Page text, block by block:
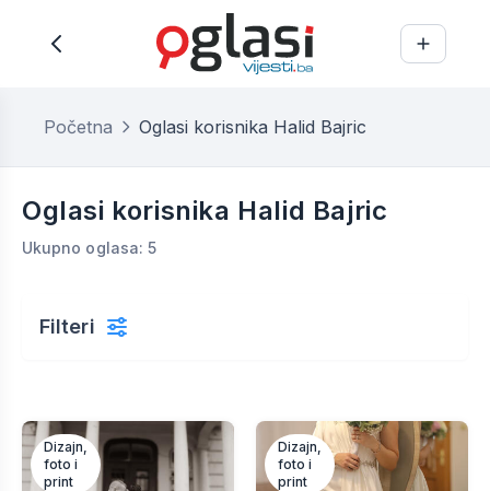
Početna Oglasi korisnika Halid Bajric
Oglasi korisnika Halid Bajric
Ukupno oglasa: 5
Filteri
Dizajn,
foto i
print
Dizajn,
foto i
print